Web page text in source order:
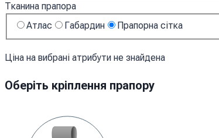
Тканина прапора
Атлас
Габардин Прапорна сітка
Ціна на вибрані атрибути не знайдена
Оберіть кріплення прапору